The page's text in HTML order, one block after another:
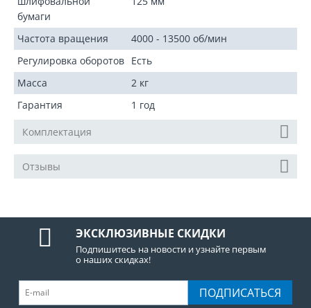
бумаги
Частота вращения
4000 - 13500 об/мин
Регулировка оборотов Есть
Масса
2 кг
Гарантия
1 год
Комплектация
Отзывы
ЭКСКЛЮЗИВНЫЕ СКИДКИ
Подпишитесь на новости и узнайте первым
о наших скидках!
ПОДПИСАТЬСЯ